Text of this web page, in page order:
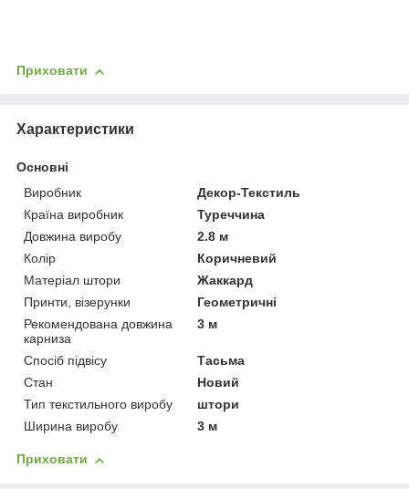
Приховати
Характеристики
Основні
Виробник
Декор-Текстиль
Країна виробник
Туреччина
Довжина виробу
2.8 м
Колір
Коричневий
Матеріал штори
Жаккард
Принти, візерунки
Геометричні
Рекомендована довжина
карниза
3 м
Спосіб підвісу
Тасьма
Стан
Новий
Тип текстильного виробу
штори
Ширина виробу
3 м
Приховати